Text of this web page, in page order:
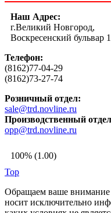
Наш Адрес:
г.Великий Новгород,
Воскресенский бульвар
Телефон:
(8162)77-04-29
(8162)73-27-74
Розничный отдел:
sale@trd.novline.ru
Производственный отдел
opp@trd.novline.ru
100% (1.00)
Top
Обращаем ваше внимание
носит исключительно